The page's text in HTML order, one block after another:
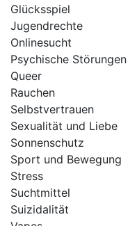
Glücksspiel
Jugendrechte
Onlinesucht
Psychische Störungen
Queer
Rauchen
Selbstvertrauen
Sexualität und Liebe
Sonnenschutz
Sport und Bewegung
Stress
Suchtmittel
Suizidalität